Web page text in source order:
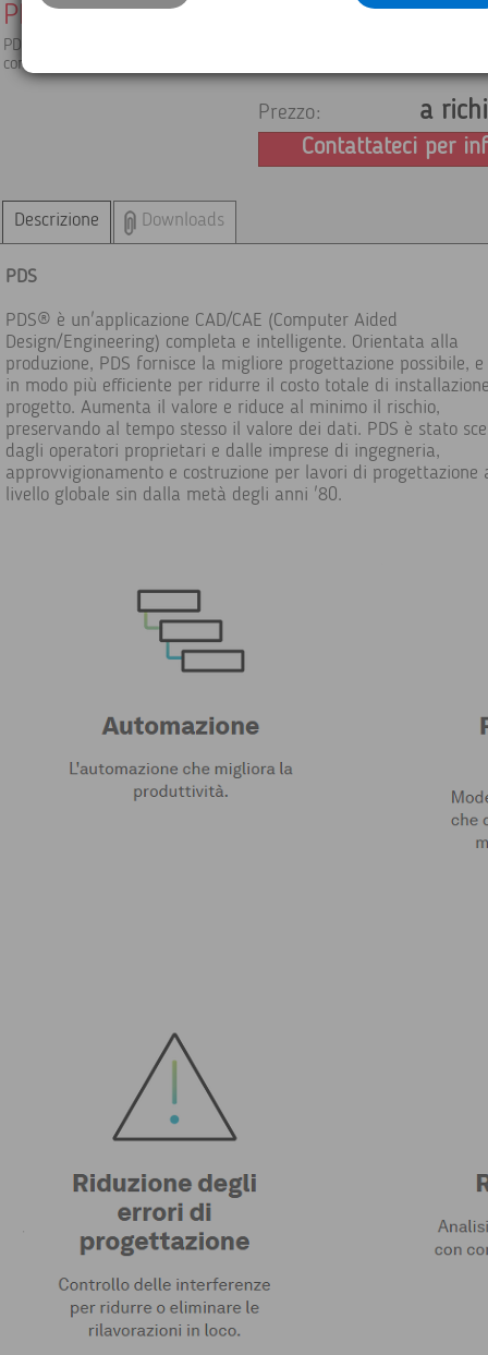
PDS
PDS® è un'applicazione CAD/CAE (Computer Aided Design/
completa e intelligente
Prezzo: a
Contattateci per
Descrizione Downloads
PDS
PDS® è un'applicazione CAD/CAE (Computer Aided
Design/Engineering) completa e intelligente. Orientata alla
produzione, PDS fornisce la migliore progettazione possibile,
in modo più efficiente per ridurre il costo totale di
progetto. Aumenta il valore e riduce al minimo il rischio,
preservando al tempo stesso il valore dei dati. PDS è stato
dagli operatori proprietari e dalle imprese di ingegneria,
approvvigionamento e costruzione per lavori di progettazione
livello globale sin dalla metà degli anni '80.